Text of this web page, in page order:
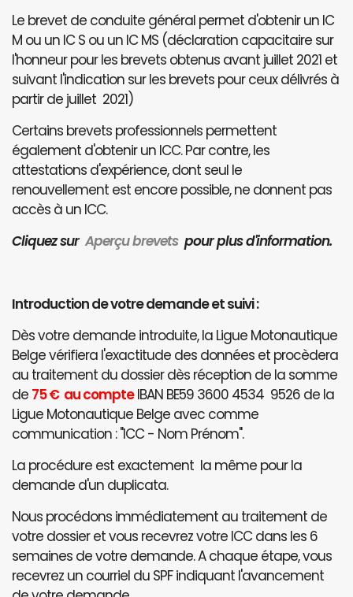
Le brevet de conduite général permet d'obtenir un IC
M ou un IC S ou un IC MS (déclaration capacitaire sur
l'honneur pour les brevets obtenus avant juillet 2021 et
suivant l'indication sur les brevets pour ceux délivrés à
partir de juillet 2021)
Certains brevets professionnels permettent
également d'obtenir un ICC. Par contre, les
attestations d'expérience, dont seul le
renouvellement est encore possible, ne donnent pas
accès à un ICC.
Cliquez surAperçu brevets pour plus d'information.
Introduction de votre demande et suivi :
Dès votre demande introduite, la Ligue Motonautique
Belge vérifiera l'exactitude des données et procèdera
au traitement du dossier dès réception de la somme
de 75 € au compteIBAN BE59 3600 4534 9526 de la
Ligue Motonautique Belge avec comme
communication : "ICC - Nom Prénom".
La procédure est exactement la même pour la
demande d'un duplicata.
Nous procédons immédiatement au traitement de
votre dossier et vous recevrez votre ICC dans les 6
semaines de votre demande. A chaque étape, vous
recevrez un courriel du SPF indiquant l'avancement